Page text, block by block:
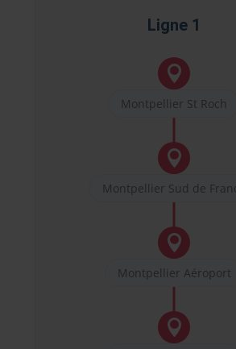
Ligne 1

Montpellier St Roch

Montpellier Sud de

Montpellier Aéroport
